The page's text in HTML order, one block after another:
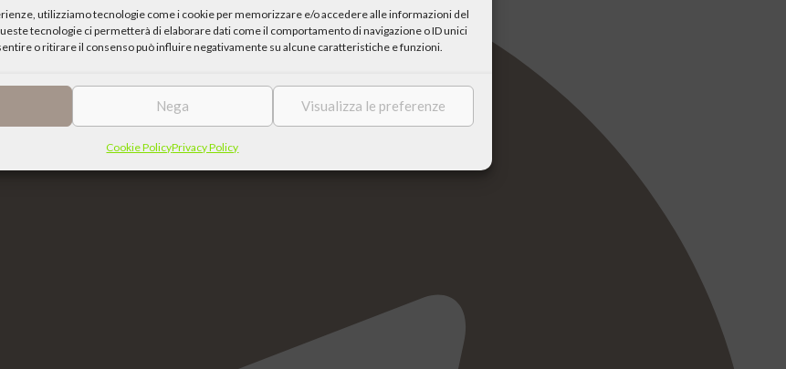
utilizziamo tecnologie come i cookie per memorizzare e/o accedere alle informazioni del
tecnologie ci permetterà di elaborare dati come il comportamento di navigazione o ID unici
o ritirare il consenso può influire negativamente su alcune caratteristiche e funzioni.
Nega Visualizza le preferenze
Cookie PolicyPrivacy Policy